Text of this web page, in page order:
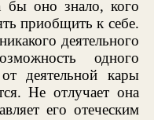
бы оно знало, кого
приобщить к себе.
деятельного
одного
деятельной кары
Не отлучает она
его отеческим